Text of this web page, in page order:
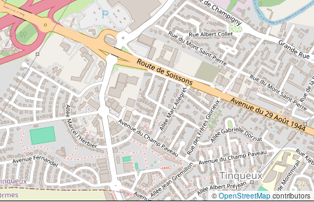
©OpenStreetMapcontributors